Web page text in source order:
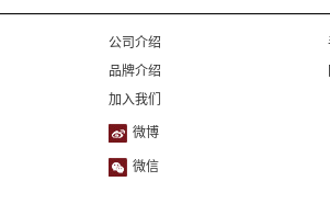
公司介绍
品牌介绍
加入我们
微博
微信